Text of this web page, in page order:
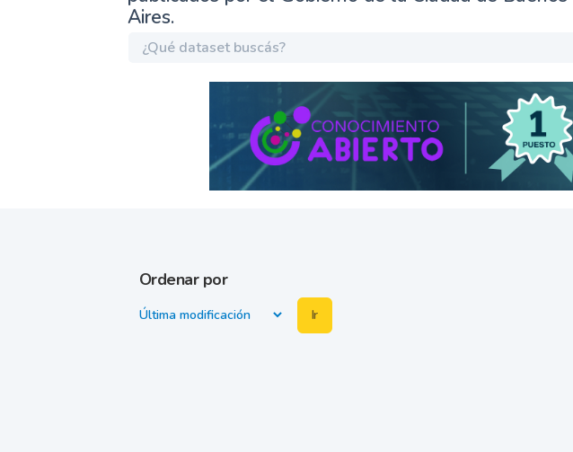
Aires.
Ordenar por
Ir